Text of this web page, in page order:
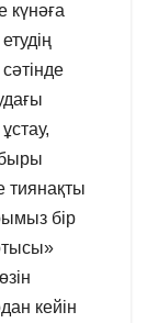
күнәға
тиянақты
бір
кейін